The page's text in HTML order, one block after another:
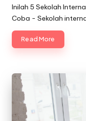
by
Inilah 5 Sekolah
Coba - Sekolah
Read More